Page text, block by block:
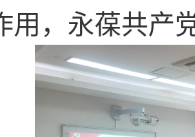
用，永葆共产